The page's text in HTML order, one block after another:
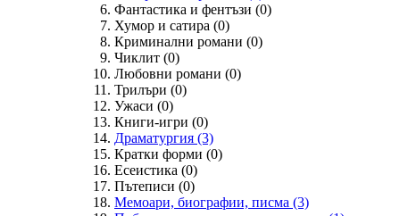
Фантастика и фентъзи (0)
Хумор и сатира (0)
Криминални романи (0)
Чиклит (0)
Любовни романи (0)
Трилъри (0)
Ужаси (0)
Книги-игри (0)
Драматургия (3)
Кратки форми (0)
Есеистика (0)
Пътеписи (0)
Мемоари, биографии, писма (3)